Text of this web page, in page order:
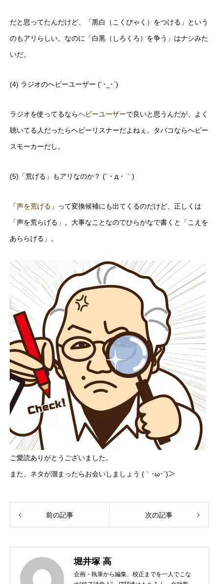
だと思ってたんだけど、「黒白（こくびゃく）をつける」という
のもアリらしい。なのに「白黒（しろくろ）を争う」はナシみた
いだ。
(4) ラジオのヘビーユーザー (´･_･`)
ラジオを使ってるならヘビーユーザーで良いと思うんだが、よく
聴いてる人だったらヘビーリスナーだよねぇ。タバコならヘビー
スモーカーだし。
(5)「荒げる」もアリなのか？ (´・д・｀)
「声を荒げる 」って変換候補にも出てくるのだけど、正しくは
「声を荒らげる」。大事なことなのでひらがなで書くと「こえを
あららげる」。
ご愛読ありがとうございました。
また、ネタが溜まったらお会いしましょう (｀･ω･´)＞
前の記事 次の記事
堀井塚 高
企画・執筆から編集、校正までを一人でこな